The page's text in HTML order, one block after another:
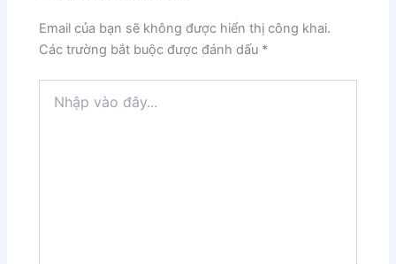
Email của bạn sẽ không được hiển thị công khai.
Các trường bắt buộc được đánh dấu *
vào